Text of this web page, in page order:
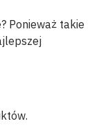
Ponieważ takie